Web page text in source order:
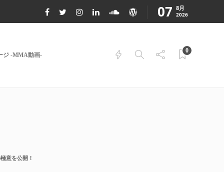
07 8月
2026
ジ -MMA動画-
0
意を公開！